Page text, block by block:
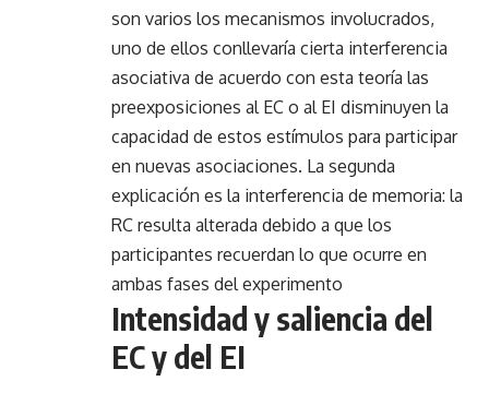
son varios los mecanismos involucrados,
uno de ellos conllevaría cierta interferencia
asociativa de acuerdo con esta teoría las
preexposiciones al EC o al EI disminuyen la
capacidad de estos estímulos para participar
en nuevas asociaciones. La segunda
explicación es la interferencia de memoria: la
RC resulta alterada debido a que los
participantes recuerdan lo que ocurre en
ambas fases del experimento
Intensidad y saliencia del
EC y del EI